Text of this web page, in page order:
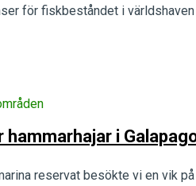
för fiskbeståndet i
i
reservat besökte vi en vik